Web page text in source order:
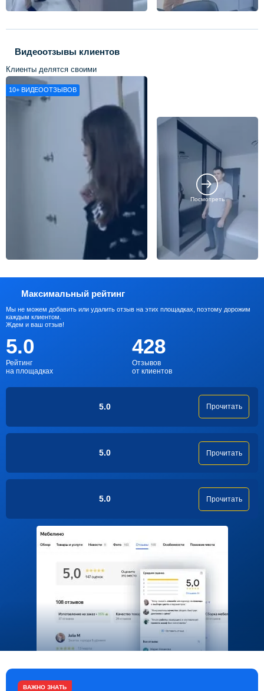
Видеоотзывы клиентов
Клиенты делятся своими
впечатлениями о нашей работе
10+ ВИДЕООТЗЫВОВ
Посмотреть
Максимальный рейтинг
Мы не можем добавить или удалить отзыв на этих площадках, поэтому дорожим
каждым клиентом.
Ждем и ваш отзыв!
5.0
Рейтинг
на площадках
428
Отзывов
от клиентов
5.0 Прочитать
5.0 Прочитать
5.0 Прочитать
ВАЖНО ЗНАТЬ